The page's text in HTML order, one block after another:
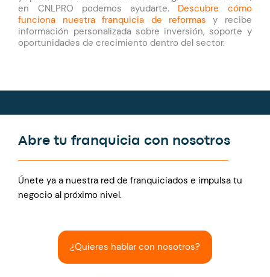
en CNLPRO podemos ayudarte. Descubre cómo
funciona nuestra franquicia de reformas y recibe
información personalizada sobre inversión, soporte y
oportunidades de crecimiento dentro del sector.
Abre tu franquicia con nosotros
Únete ya a nuestra red de franquiciados e impulsa tu
negocio al próximo nivel.
¿Quieres hablar con nosotros?